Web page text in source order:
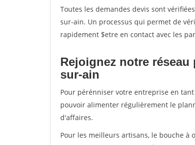
Toutes les demandes devis sont
sur-ain. Un processus qui permet de
rapidement $etre en contact avec les
Rejoignez notre
sur-ain
Pour pérénniser votre entreprise en
pouvoir alimenter régulièrement le
d'affaires.
Pour les meilleurs artisans, le bouche